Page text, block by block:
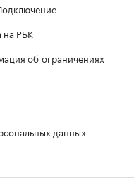
на РБК
об ограничениях
данных